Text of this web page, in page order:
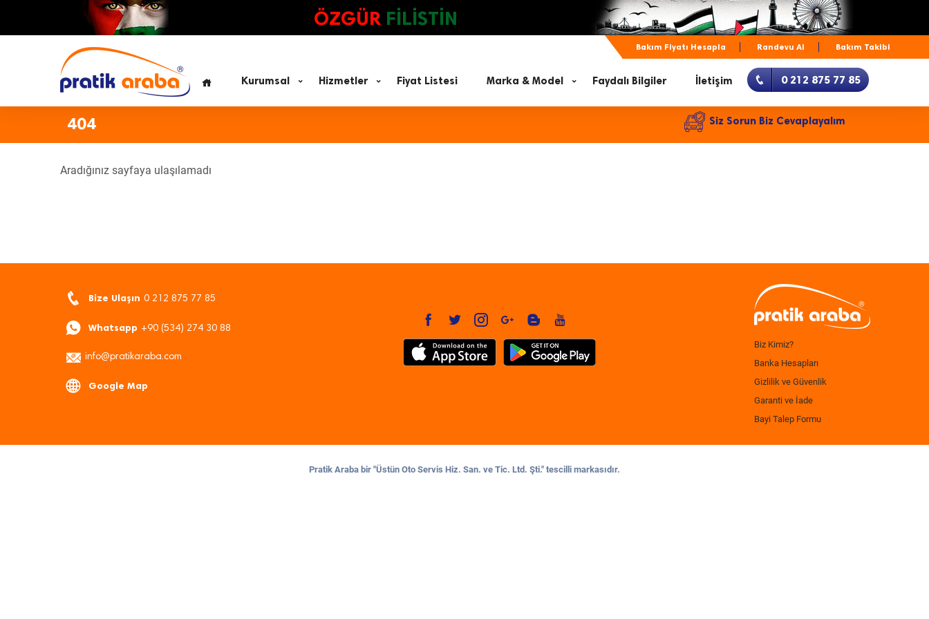
ÖZGÜR FİLİSTİN
Bakım Fiyatı Hesapla Randevu Al Bakım Takibi
Kurumsal Hizmetler Fiyat Listesi Marka & Model Faydalı Bilgiler İletişim 0 212 875 77 85
404 Siz Sorun Biz Cevaplayalım
Aradığınız sayfaya ulaşılamadı
Bize Ulaşın 0 212 875 77 85
Whatsapp +90 (534) 274 30 88
info@pratikaraba.com
Google Map
Biz Kimiz?
Banka Hesapları
Gizlilik ve Güvenlik
Garanti ve İade
Bayi Talep Formu
Pratik Araba bir "Üstün Oto Servis Hiz. San. ve Tic. Ltd. Şti." tescilli markasıdır.